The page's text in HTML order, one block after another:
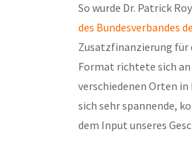
So wurde Dr. Patrick
des Bundesverbandes
Zusatzfinanzierung für
Format richtete sich
verschiedenen Orten
sich sehr spannende,
dem Input unseres